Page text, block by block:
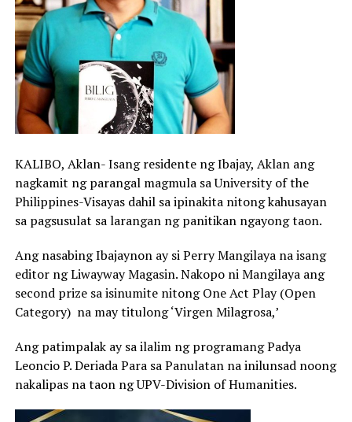
KALIBO, Aklan- Isang residente ng Ibajay, Aklan ang
nagkamit ng parangal magmula sa University of the
Philippines-Visayas dahil sa ipinakita nitong kahusayan
sa pagsusulat sa larangan ng panitikan ngayong taon.
Ang nasabing Ibajaynon ay si Perry Mangilaya na isang
editor ng Liwayway Magasin. Nakopo ni Mangilaya ang
second prize sa isinumite nitong One Act Play (Open
Category) na may titulong ‘Virgen Milagrosa,’
Ang patimpalak ay sa ilalim ng programang Padya
Leoncio P. Deriada Para sa Panulatan na inilunsad noong
nakalipas na taon ng UPV-Division of Humanities.